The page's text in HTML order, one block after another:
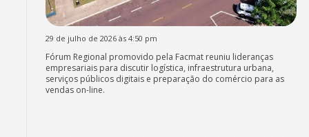
29 de julho de 2026 às 4:50 pm
Fórum Regional promovido pela Facmat reuniu lideranças
empresariais para discutir logística, infraestrutura urbana,
serviços públicos digitais e preparação do comércio para as
vendas on-line.